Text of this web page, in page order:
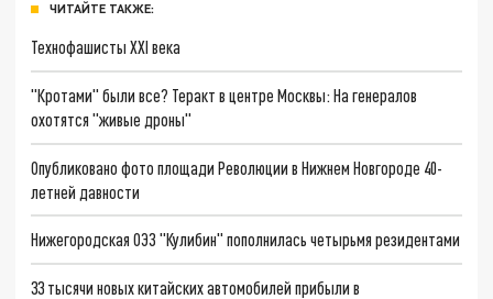
ЧИТАЙТЕ ТАКЖЕ:
Технофашисты XXI века
"Кротами" были все? Теракт в центре Москвы: На генералов
охотятся "живые дроны"
Опубликовано фото площади Революции в Нижнем Новгороде 40-
летней давности
Нижегородская ОЭЗ "Кулибин" пополнилась четырьмя резидентами
33 тысячи новых китайских автомобилей прибыли в